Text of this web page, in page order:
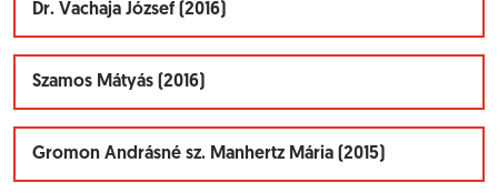
Dr. Vachaja József (2016)
Szamos Mátyás (2016)
Gromon Andrásné sz. Manhertz Mária (2015)